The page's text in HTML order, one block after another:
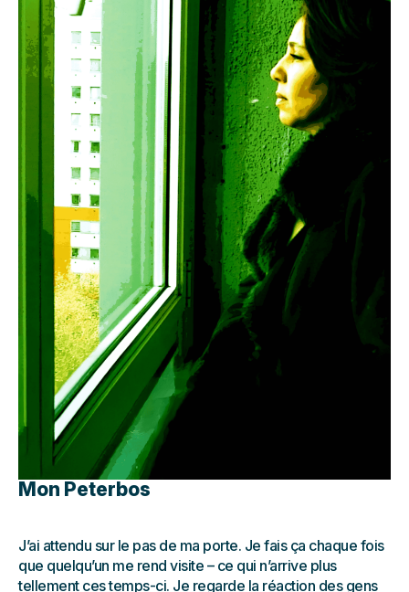
Mon Peterbos
J’ai attendu sur le pas de ma porte. Je fais ça chaque fois
que quelqu’un me rend visite – ce qui n’arrive plus
tellement ces temps-ci. Je regarde la réaction des gens